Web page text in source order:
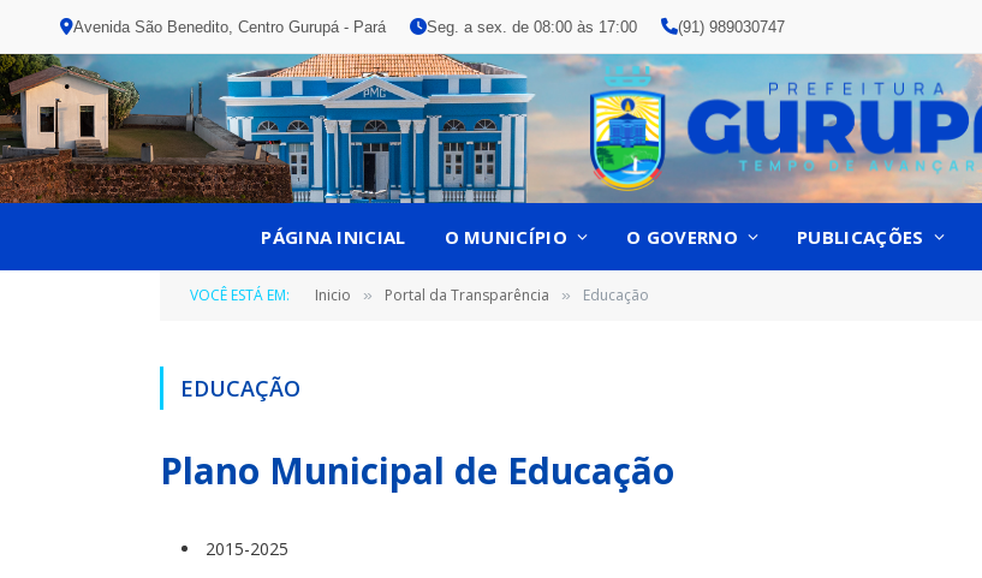
Avenida São Benedito, Centro Gurupá - Pará Seg. a sex. de 08:00 às 17:00 (91) 989030747
PÁGINA INICIAL O MUNICÍPIO O GOVERNO PUBLICAÇÕES
VOCÊ ESTÁ EM: Inicio » Portal da Transparência » Educação
EDUCAÇÃO
Plano Municipal de Educação
2015-2025